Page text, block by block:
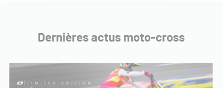
Dernières actus moto-cross